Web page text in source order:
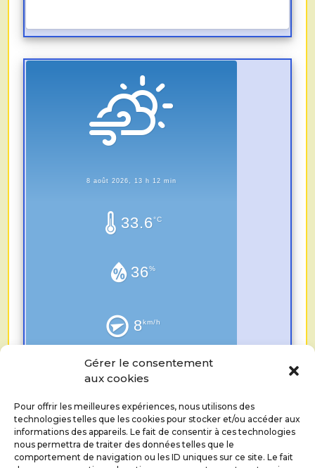
Gérer le consentement
aux cookies
Pour offrir les meilleures expériences, nous utilisons des
technologies telles que les cookies pour stocker et/ou accéder aux
informations des appareils. Le fait de consentir à ces technologies
nous permettra de traiter des données telles que le
comportement de navigation ou les ID uniques sur ce site. Le fait
8 août 2026, 13 h 12 min
33.6°C
36%
8km/h
0.0